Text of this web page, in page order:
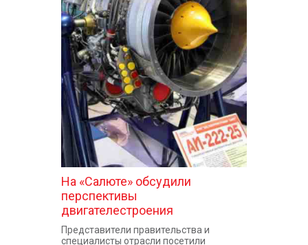
На «Салюте» обсудили
перспективы
двигателестроения
Представители правительства и
специалисты отрасли посетили